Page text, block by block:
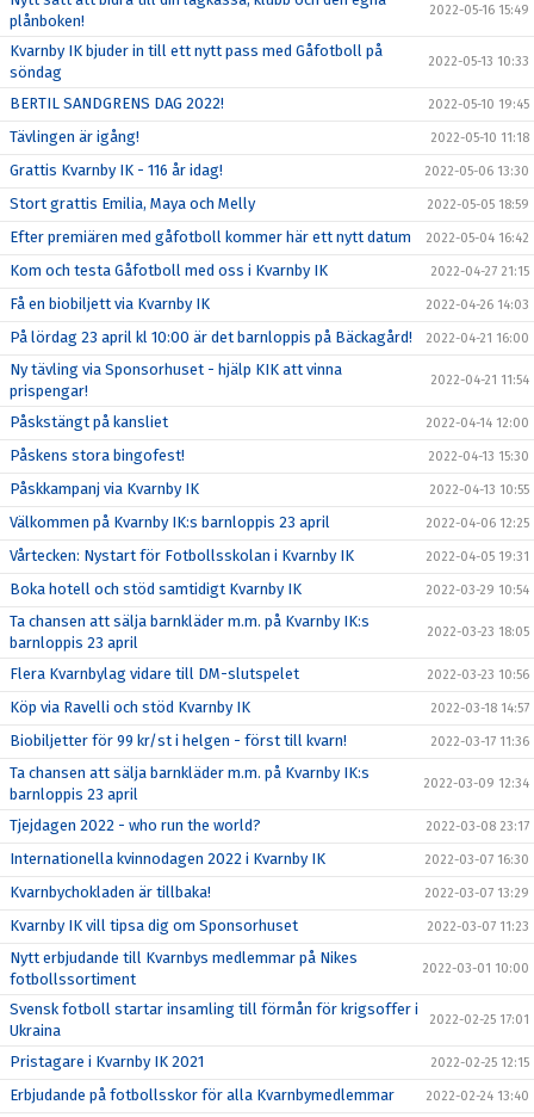
plånboken!
2022-05-16 15:49
Kvarnby IK bjuder in till ett nytt pass med Gåfotboll på
söndag
2022-05-13 10:33
BERTIL SANDGRENS DAG 2022! 2022-05-10 19:45
Tävlingen är igång! 2022-05-10 11:18
Grattis Kvarnby IK - 116 år idag! 2022-05-06 13:30
Stort grattis Emilia, Maya och Melly 2022-05-05 18:59
Efter premiären med gåfotboll kommer här ett nytt datum 2022-05-04 16:42
Kom och testa Gåfotboll med oss i Kvarnby IK 2022-04-27 21:15
Få en biobiljett via Kvarnby IK 2022-04-26 14:03
På lördag 23 april kl 10:00 är det barnloppis på Bäckagård! 2022-04-21 16:00
Ny tävling via Sponsorhuset - hjälp KIK att vinna
prispengar!
2022-04-21 11:54
Påskstängt på kansliet 2022-04-14 12:00
Påskens stora bingofest! 2022-04-13 15:30
Påskkampanj via Kvarnby IK 2022-04-13 10:55
Välkommen på Kvarnby IK:s barnloppis 23 april 2022-04-06 12:25
Vårtecken: Nystart för Fotbollsskolan i Kvarnby IK 2022-04-05 19:31
Boka hotell och stöd samtidigt Kvarnby IK 2022-03-29 10:54
Ta chansen att sälja barnkläder m.m. på Kvarnby IK:s
barnloppis 23 april
2022-03-23 18:05
Flera Kvarnbylag vidare till DM-slutspelet 2022-03-23 10:56
Köp via Ravelli och stöd Kvarnby IK 2022-03-18 14:57
Biobiljetter för 99 kr/st i helgen - först till kvarn! 2022-03-17 11:36
Ta chansen att sälja barnkläder m.m. på Kvarnby IK:s
barnloppis 23 april
2022-03-09 12:34
Tjejdagen 2022 - who run the world? 2022-03-08 23:17
Internationella kvinnodagen 2022 i Kvarnby IK 2022-03-07 16:30
Kvarnbychokladen är tillbaka! 2022-03-07 13:29
Kvarnby IK vill tipsa dig om Sponsorhuset 2022-03-07 11:23
Nytt erbjudande till Kvarnbys medlemmar på Nikes
fotbollssortiment
2022-03-01 10:00
Svensk fotboll startar insamling till förmån för krigsoffer i
Ukraina
2022-02-25 17:01
Pristagare i Kvarnby IK 2021 2022-02-25 12:15
Erbjudande på fotbollsskor för alla Kvarnbymedlemmar 2022-02-24 13:40